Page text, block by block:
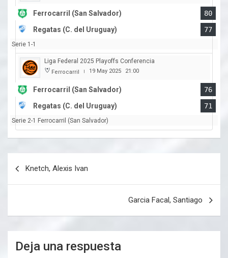
Ferrocarril (San Salvador)
80
Regatas (C. del Uruguay)
77
Serie 1-1
Liga Federal 2025 Playoffs Conferencia
Ferrocarril | 19 May 2025 21:00
Ferrocarril (San Salvador)
76
Regatas (C. del Uruguay)
71
Serie 2-1 Ferrocarril (San Salvador)
Knetch, Alexis Ivan
Garcia Facal, Santiago
Deja una respuesta